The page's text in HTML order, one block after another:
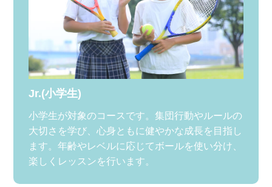
Jr.(小学生)
小学生が対象のコースです。集団行動やルールの
大切さを学び、心身ともに健やかな成長を目指し
ます。年齢やレベルに応じてボールを使い分け、
楽しくレッスンを行います。